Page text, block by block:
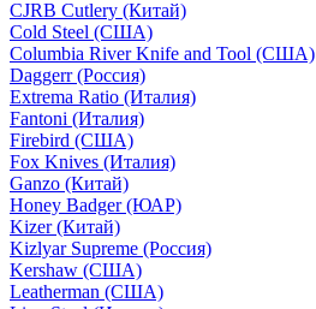
CJRB Cutlery (Китай)
Cold Steel (США)
Columbia River Knife and Tool (США)
Daggerr (Россия)
Extrema Ratio (Италия)
Fantoni (Италия)
Firebird (США)
Fox Knives (Италия)
Ganzo (Китай)
Honey Badger (ЮАР)
Kizer (Китай)
Kizlyar Supreme (Россия)
Kershaw (США)
Leatherman (США)